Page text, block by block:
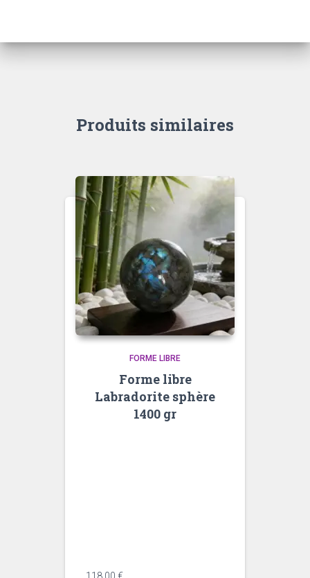
Produits similaires
FORME LIBRE
Forme libre
Labradorite sphère
1400 gr